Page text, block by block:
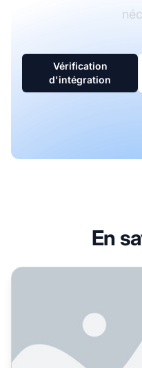
Vérification
d'intégration
En
Vérification d'intégration